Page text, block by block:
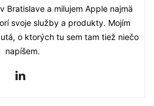
Bratislave a milujem Apple najmä
svoje služby a produkty. Mojím
o ktorých tu sem tam tiež niečo
napíšem.